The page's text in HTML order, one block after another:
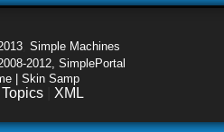
Simple Machines
2012, SimplePortal
| Skin Samp
Topics XML